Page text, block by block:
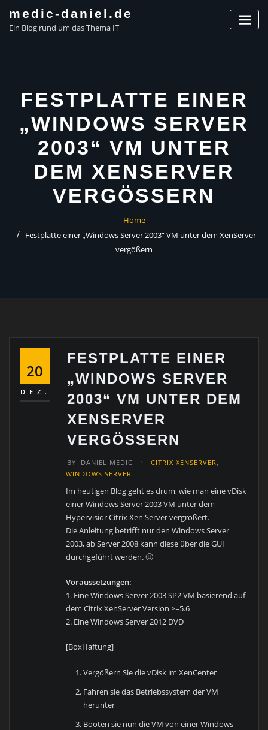
content
medic-daniel.de
Ein Blog rund um das Thema IT
FESTPLATTE EINER
„WINDOWS SERVER
2003“ VM UNTER
DEM XENSERVER
VERGÖSSERN
Home
Festplatte einer „Windows Server 2003“ VM unter dem XenServer
vergößern
20
DEZ.
FESTPLATTE EINER
„WINDOWS SERVER
2003“ VM UNTER DEM
XENSERVER
VERGÖSSERN
BY DANIEL MEDIC CITRIX XENSERVER
WINDOWS SERVER
Im heutigen Blog geht es drum, wie man eine vDisk
einer Windows Server 2003 VM unter dem
Hypervisior Citrix Xen Server vergrößert.
Die Anleitung betrifft nur den Windows Server
2003, ab Server 2008 kann diese über die GUI
durchgeführt werden. 🙂
Voraussetzungen:
1. Eine Windows Server 2003 SP2 VM basierend auf
dem Citrix XenServer Version >=5.6
2. Eine Windows Server 2012 DVD
[BoxHaftung]
Vergößern Sie die vDisk im XenCenter
Fahren sie das Betriebssystem der VM
herunter
Booten sie nun die VM von einer Windows